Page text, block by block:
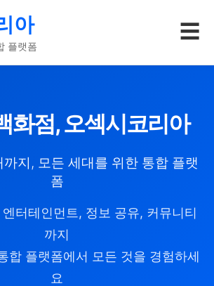
아
플랫폼
☰
화점, 오섹시코리아
지, 모든 세대를 위한 통합 플랫
폼
터테인먼트, 정보 공유, 커뮤니티
까지
합 플랫폼에서 모든 것을 경험하세
요